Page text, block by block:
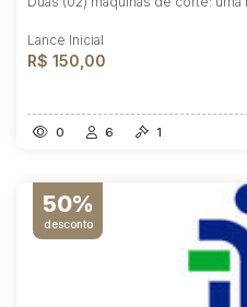
Lance Inicial
R$ 150,00
0 6 1
50%
desconto